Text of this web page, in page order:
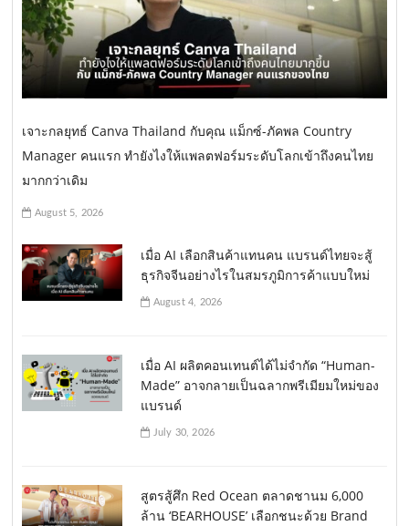
เจาะกลยุทธ์ Canva Thailand กับคุณ แม็กซ์-ภัคพล Country
Manager คนแรก ทำยังไงให้แพลตฟอร์มระดับโลกเข้าถึงคนไทย
มากกว่าเดิม
August 5, 2026
เมื่อ AI เลือกสินค้าแทนคน แบรนด์ไทยจะสู้
ธุรกิจจีนอย่างไรในสมรภูมิการค้าแบบใหม่
August 4, 2026
เมื่อ AI ผลิตคอนเทนต์ได้ไม่จำกัด “Human-
Made” อาจกลายเป็นฉลากพรีเมียมใหม่ของ
แบรนด์
July 30, 2026
สูตรสู้ศึก Red Ocean ตลาดชานม 6,000
ล้าน ‘BEARHOUSE’ เลือกชนะด้วย Brand